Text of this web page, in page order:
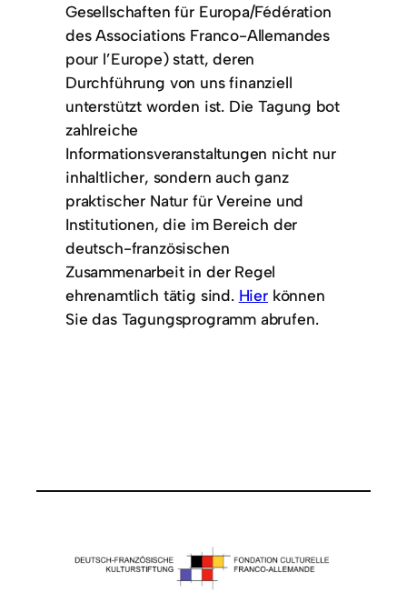
Gesellschaften für Europa/Fédération
des Associations Franco-Allemandes
pour l’Europe) statt, deren
Durchführung von uns finanziell
unterstützt worden ist. Die Tagung bot
zahlreiche
Informationsveranstaltungen nicht nur
inhaltlicher, sondern auch ganz
praktischer Natur für Vereine und
Institutionen, die im Bereich der
deutsch-französischen
Zusammenarbeit in der Regel
ehrenamtlich tätig sind. Hierkönnen
Sie das Tagungsprogramm abrufen.